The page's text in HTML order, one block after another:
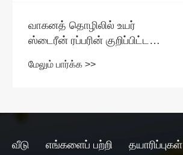
வாகனத் தொழிலில் உயர்
ஸ்டைரீன் ரப்பரின் குறிப்பிட்ட
மேலும் பார்க்க >>
வீடு எங்களைப் பற்றி தயாரிப்புகள்